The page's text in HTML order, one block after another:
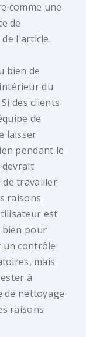
comme une
de
l'article.
bien de
du
des clients
de
laisser
pendant le
devrait
de travailler
raisons
est
pour
contrôle
mais
à
nettoyage
raisons